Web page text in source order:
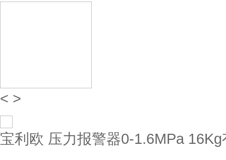
< >
宝利欧 压力报警器0-1.6MPa